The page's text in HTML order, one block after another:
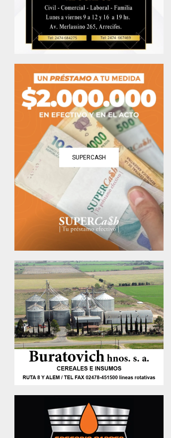
SUPERCASH